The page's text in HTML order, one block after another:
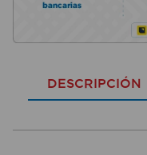
DESCRIPCIÓN